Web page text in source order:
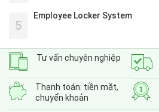
5
Employee Locker System
Tư vấn chuyên nghiệp
Thanh toán: tiền mặt,
chuyển khoản